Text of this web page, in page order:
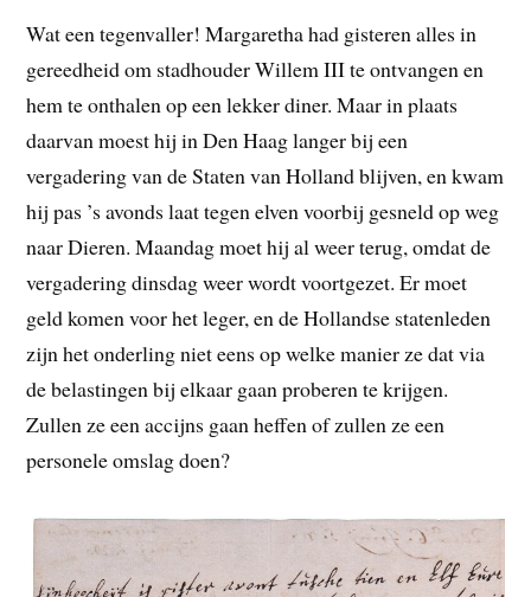
Wat een tegenvaller! Margaretha had gisteren alles in
gereedheid om stadhouder Willem III te ontvangen en
hem te onthalen op een lekker diner. Maar in plaats
daarvan moest hij in Den Haag langer bij een
vergadering van de Staten van Holland blijven, en kwam
hij pas ’s avonds laat tegen elven voorbij gesneld op weg
naar Dieren. Maandag moet hij al weer terug, omdat de
vergadering dinsdag weer wordt voortgezet. Er moet
geld komen voor het leger, en de Hollandse statenleden
zijn het onderling niet eens op welke manier ze dat via
de belastingen bij elkaar gaan proberen te krijgen.
Zullen ze een accijns gaan heffen of zullen ze een
personele omslag doen?